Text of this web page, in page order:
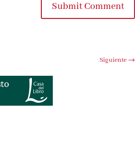
Submit Comment
Siguiente→